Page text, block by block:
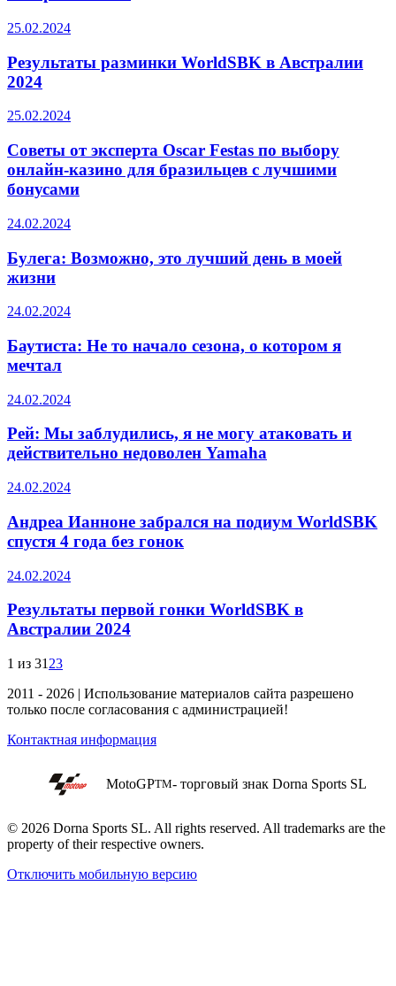
25.02.2024
Результаты разминки WorldSBK в Австралии
2024
25.02.2024
Советы от эксперта Oscar Festas по выбору
онлайн-казино для бразильцев с лучшими
бонусами
24.02.2024
Булега: Возможно, это лучший день в моей
жизни
24.02.2024
Баутиста: Не то начало сезона, о котором я
мечтал
24.02.2024
Рей: Мы заблудились, я не могу атаковать и
действительно недоволен Yamaha
24.02.2024
Андреа Ианноне забрался на подиум WorldSBK
спустя 4 года без гонок
24.02.2024
Результаты первой гонки WorldSBK в
Австралии 2024
1 из 31 23
2011 - 2026 | Использование материалов сайта разрешено
только после согласования с администрацией!
Контактная информация
MotoGPTM- торговый знак Dorna Sports SL
© 2026 Dorna Sports SL. All rights reserved. All trademarks are the
property of their respective owners.
Отключить мобильную версию